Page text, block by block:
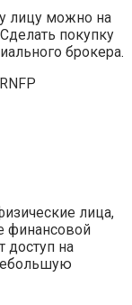
лицу можно на
покупку
брокера.
лица,
финансовой
доступ на